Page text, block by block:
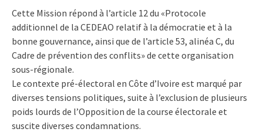
Cette Mission répond à l’article 12 du «Protocole
additionnel de la CEDEAO relatif à la démocratie et à la
bonne gouvernance, ainsi que de l’article 53, alinéa C, du
Cadre de prévention des conflits» de cette organisation
sous-régionale.
Le contexte pré-électoral en Côte d’Ivoire est marqué par
diverses tensions politiques, suite à l’exclusion de plusieurs
poids lourds de l’Opposition de la course électorale et
suscite diverses condamnations.